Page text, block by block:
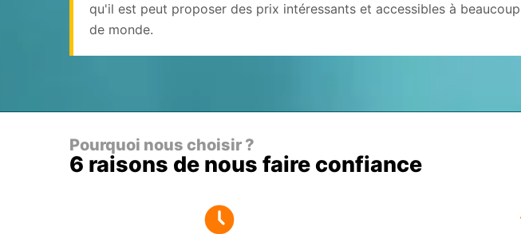
qu'il est peut proposer des prix intéressants et accessibles à beaucoup
de monde.
Pourquoi nous choisir ?
6 raisons de nous faire confiance